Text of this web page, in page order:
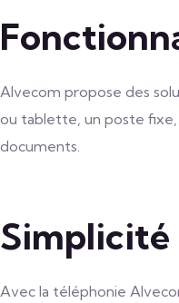
Alvecom propose des
ou tablette, un poste fixe,
documents.
Simplicité
Avec la téléphonie